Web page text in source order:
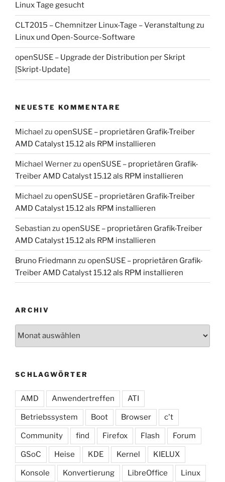
Linux Tage gesucht
CLT2015 – Chemnitzer Linux-Tage – Veranstaltung zu
Linux und Open-Source-Software
openSUSE – Upgrade der Distribution per Skript
[Skript-Update]
NEUESTE KOMMENTARE
Michael zu openSUSE – proprietären Grafik-Treiber
AMD Catalyst 15.12 als RPM installieren
Michael Wernerzu openSUSE – proprietären Grafik-
Treiber AMD Catalyst 15.12 als RPM installieren
Michael zu openSUSE – proprietären Grafik-Treiber
AMD Catalyst 15.12 als RPM installieren
Sebastian zu openSUSE – proprietären Grafik-Treiber
AMD Catalyst 15.12 als RPM installieren
Bruno Friedmann zu openSUSE – proprietären Grafik-
Treiber AMD Catalyst 15.12 als RPM installieren
ARCHIV
SCHLAGWÖRTER
AMD Anwendertreffen ATI
Betriebssystem Boot Browser c't
Community find Firefox Flash Forum
GSoC Heise KDE Kernel KIELUX
Konsole Konvertierung LibreOffice Linux